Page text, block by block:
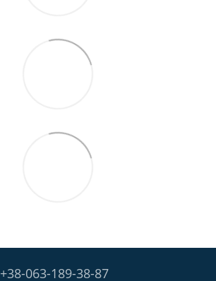
+38-063-189-38-87